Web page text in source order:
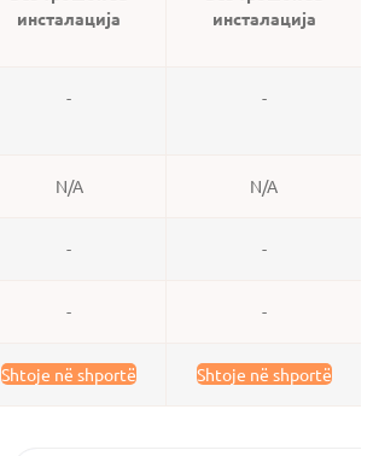
инсталација
инсталација
- -
N/A N/A
- -
- -
Shtoje në shportë Shtoje në shportë